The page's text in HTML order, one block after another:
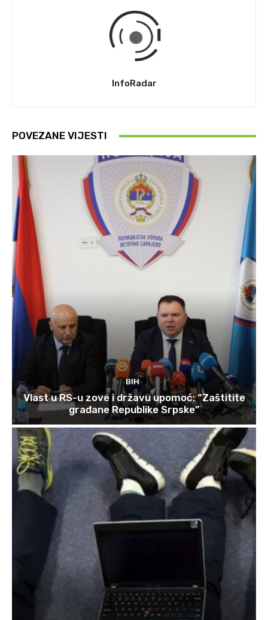
InfoRadar
POVEZANE VIJESTI
BIH
Vlast u RS-u zove i državu upomoć: “Zaštitite
građane Republike Srpske”